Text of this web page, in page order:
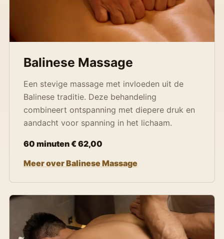
Balinese Massage
Een stevige massage met invloeden uit de
Balinese traditie. Deze behandeling
combineert ontspanning met diepere druk en
aandacht voor spanning in het lichaam.
60 minuten € 62,00
Meer over Balinese Massage